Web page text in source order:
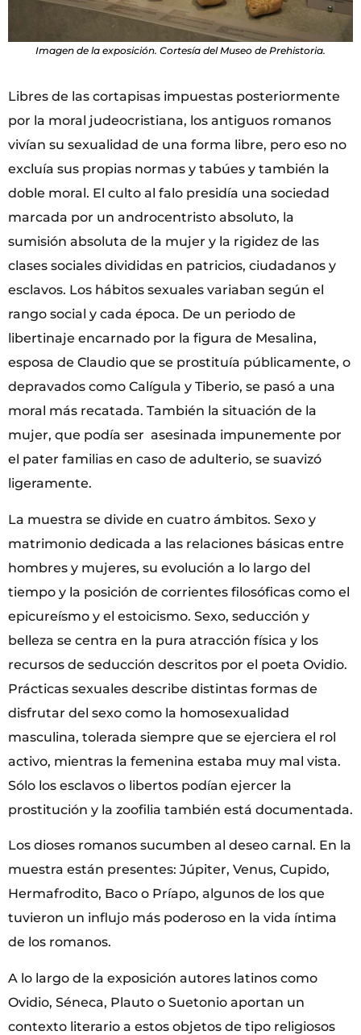
Imagen de la exposición. Cortesía del Museo de Prehistoria.
Libres de las cortapisas impuestas posteriormente
por la moral judeocristiana, los antiguos romanos
vivían su sexualidad de una forma libre, pero eso no
excluía sus propias normas y tabúes y también la
doble moral. El culto al falo presidía una sociedad
marcada por un androcentristo absoluto, la
sumisión absoluta de la mujer y la rigidez de las
clases sociales divididas en patricios, ciudadanos y
esclavos. Los hábitos sexuales variaban según el
rango social y cada época. De un periodo de
libertinaje encarnado por la figura de Mesalina,
esposa de Claudio que se prostituía públicamente, o
depravados como Calígula y Tiberio, se pasó a una
moral más recatada. También la situación de la
mujer, que podía ser asesinada impunemente por
el pater familias en caso de adulterio, se suavizó
ligeramente.
La muestra se divide en cuatro ámbitos. Sexo y
matrimonio dedicada a las relaciones básicas entre
hombres y mujeres, su evolución a lo largo del
tiempo y la posición de corrientes filosóficas como el
epicureísmo y el estoicismo. Sexo, seducción y
belleza se centra en la pura atracción física y los
recursos de seducción descritos por el poeta Ovidio.
Prácticas sexuales describe distintas formas de
disfrutar del sexo como la homosexualidad
masculina, tolerada siempre que se ejerciera el rol
activo, mientras la femenina estaba muy mal vista.
Sólo los esclavos o libertos podían ejercer la
prostitución y la zoofilia también está documentada.
Los dioses romanos sucumben al deseo carnal. En la
muestra están presentes: Júpiter, Venus, Cupido,
Hermafrodito, Baco o Príapo, algunos de los que
tuvieron un influjo más poderoso en la vida íntima
de los romanos.
A lo largo de la exposición autores latinos como
Ovidio, Séneca, Plauto o Suetonio aportan un
contexto literario a estos objetos de tipo religiosos